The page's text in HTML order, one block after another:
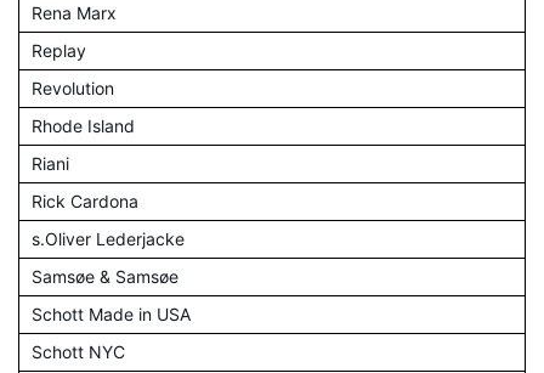
Rena Marx
Replay
Revolution
Rhode Island
Riani
Rick Cardona
s.Oliver Lederjacke
Samsøe & Samsøe
Schott Made in USA
Schott NYC